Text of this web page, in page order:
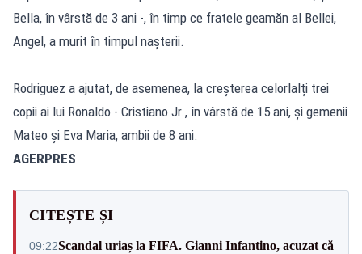
Bella, în vârstă de 3 ani -, în timp ce fratele geamăn al Bellei,
Angel, a murit în timpul nașterii.
Rodriguez a ajutat, de asemenea, la creșterea celorlalți trei
copii ai lui Ronaldo - Cristiano Jr., în vârstă de 15 ani, și gemenii
Mateo și Eva Maria, ambii de 8 ani.
AGERPRES
CITEȘTE ȘI
09:22Scandal uriaș la FIFA. Gianni Infantino, acuzat că